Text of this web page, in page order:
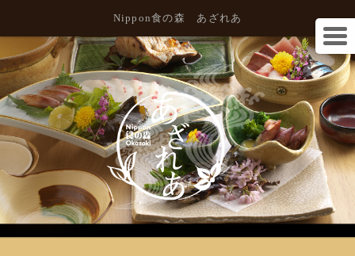
Nippon食の森 あざれあ